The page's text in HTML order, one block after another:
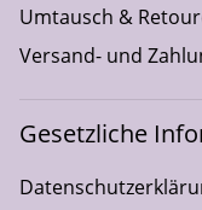
Umtausch &
Versand- und
Gesetzliche